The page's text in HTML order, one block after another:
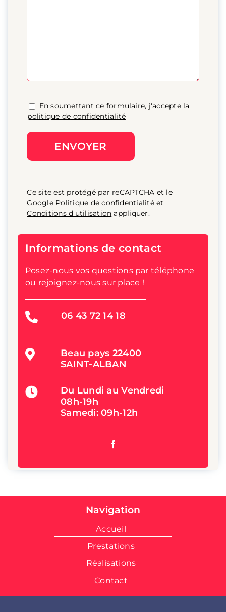
Informations de contact
Posez-nous vos questions par téléphone
ou rejoignez-nous sur place !
06 43 72 14 18
Beau pays 22400
SAINT-ALBAN
Du Lundi au Vendredi
08h-19h
Samedi: 09h-12h
En soumettant ce formulaire, j'accepte la
politique de confidentialité
Ce site est protégé par reCAPTCHA et le
Google Politique de confidentialitéet
Conditions d'utilisation appliquer.
Navigation
Accueil
Prestations
Réalisations
Contact